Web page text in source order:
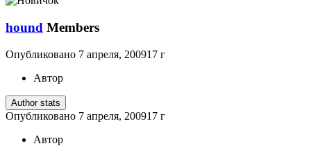
hound Members
Опубликовано 7 апреля, 200917 г
Автор
Author stats
Опубликовано 7 апреля, 200917 г
Автор